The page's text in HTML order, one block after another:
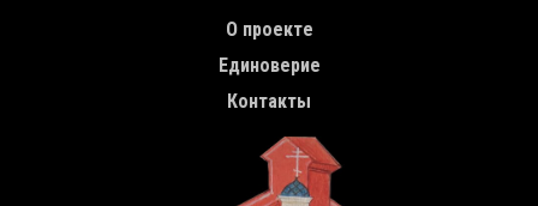
О проекте
Единоверие
Контакты